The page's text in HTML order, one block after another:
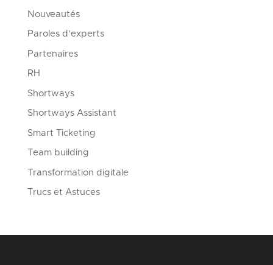
Nouveautés
Paroles d'experts
Partenaires
RH
Shortways
Shortways Assistant
Smart Ticketing
Team building
Transformation digitale
Trucs et Astuces